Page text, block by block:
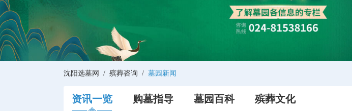
沈阳选墓网 / 殡葬咨询 / 墓园新闻
资讯一览 购墓指导 墓园百科 殡葬文化